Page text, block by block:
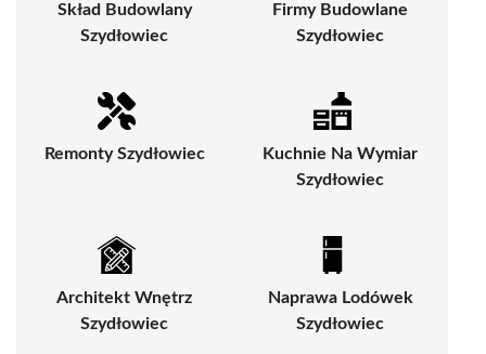
Skład Budowlany
Szydłowiec
Firmy Budowlane
Szydłowiec
Remonty Szydłowiec
Kuchnie Na Wymiar
Szydłowiec
Architekt Wnętrz
Szydłowiec
Naprawa Lodówek
Szydłowiec